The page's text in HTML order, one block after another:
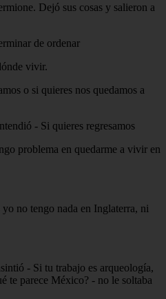
Dejó sus cosas y salieron a
de ordenar
vivir.
o si quieres nos quedamos a
- Si quieres regresamos
problema en quedarme a vivir en
no tengo nada en Inglaterra, ni
- Si tu trabajo es arqueología,
te parece México? - no le soltaba